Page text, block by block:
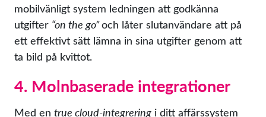
mobilvänligt system ledningen att godkänna
utgifter “on the go”och låter slutanvändare att på
ett effektivt sätt lämna in sina utgifter genom att
ta bild på kvittot.
4. Molnbaserade integrationer
Med en true cloud-integrering i ditt affärssystem